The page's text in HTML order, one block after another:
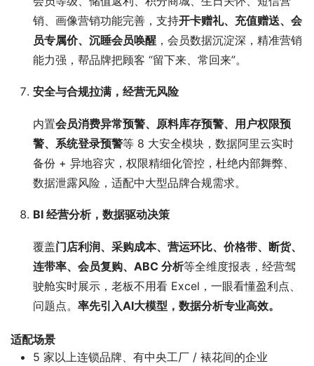
销、画像营销功能完善，支持开卡赠礼、充值赠送、会
员专属价、沉睡会员唤醒 ，会员数据沉淀深，精准营销
能力强，帮品牌把顾客 “留下来、常回来”。
安全与合规拉满，经营无风险
内置会员消费异常预警、原料库存预警、用户权限预
警、系统登录预警等 8 大安全模块，数据阿里云实时
备份 + 异地容灾，权限精细化管控，杜绝内部舞弊、
数据泄露风险，适配中大型品牌合规需求。
BI 经营分析，数据驱动决策
覆盖门店利润、采购成本、营运环比、价格带、断货、
连带率、会员复购、ABC 分析等全维度报表，经营驾
驶舱实时展示，老板不用看 Excel，一眼看懂盈利点、
问题点。 率先引入AI大模型，数据分析专业高效。
适配场景
5 家以上连锁品牌、有中央工厂 / 裱花间的企业